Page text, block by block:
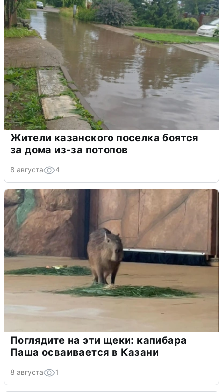
Жители казанского поселка боятся
за дома из-за потопов
8 августа 4
Поглядите на эти щеки: капибара
Паша осваивается в Казани
8 августа 1